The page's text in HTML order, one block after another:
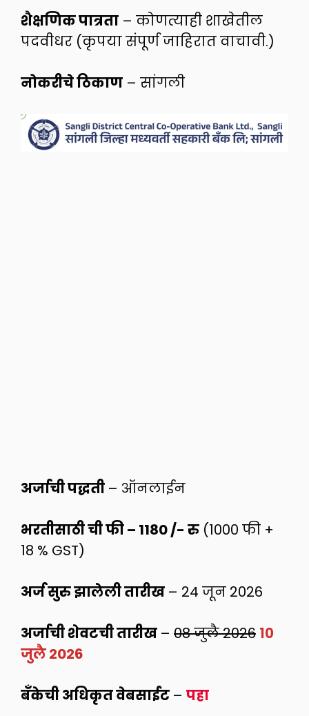
शैक्षणिक पात्रता – कोणत्याही शाखेतील
पदवीधर (कृपया संपूर्ण जाहिरात वाचावी.)
नोकरीचे ठिकाण – सांगली
अर्जाची पद्धती – ऑनलाईन
भरतीसाठी ची फी – 1180 /- रु (1000 फी +
18 % GST)
अर्ज सुरु झालेली तारीख – 24 जून 2026
अर्जाची शेवटची तारीख – 08 जुलै 2026 १०
जुलै 2026
बँकेची अधिकृत वेबसाईट – पहा